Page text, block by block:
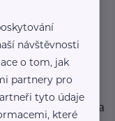
na každý den,
Takový je
se k jeho
vám pomohou
rodinný život.
článcích, akcích a
návštěvnosti
o tom, jak
partnery pro
tyto údaje
které